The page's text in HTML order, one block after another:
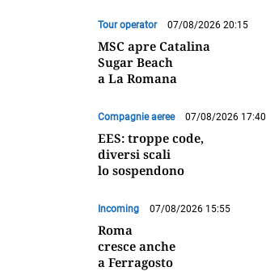
Tour operator 07/08/2026 20:15
MSC apre Catalina
Sugar Beach
a La Romana
Compagnie aeree 07/08/2026 17:40
EES: troppe code,
diversi scali
lo sospendono
Incoming 07/08/2026 15:55
Roma
cresce anche
a Ferragosto